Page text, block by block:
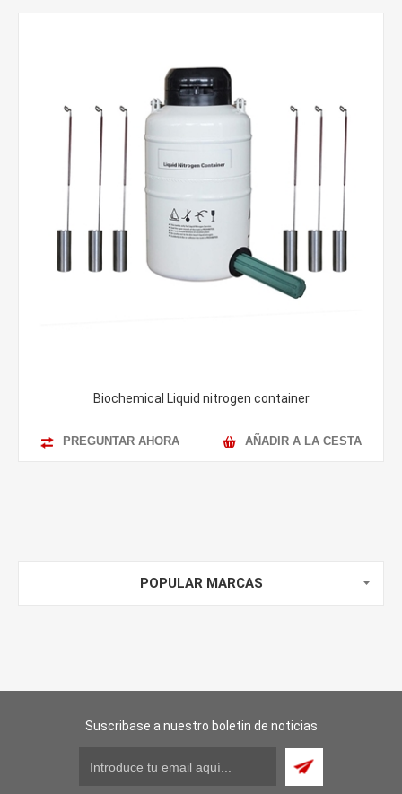
Biochemical Liquid nitrogen container
PREGUNTAR AHORA AÑADIR A LA CESTA
POPULAR MARCAS
Suscribase a nuestro boletin de noticias